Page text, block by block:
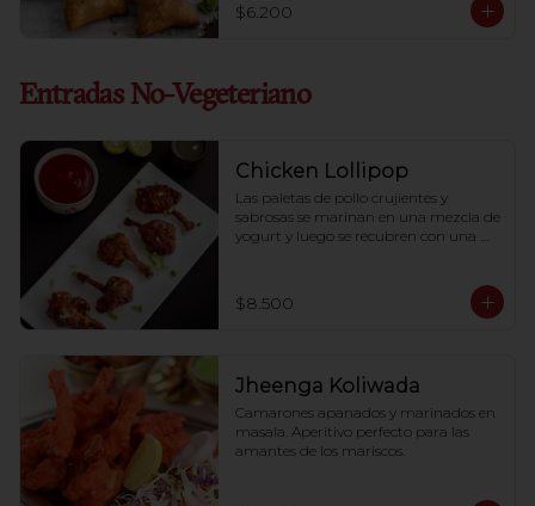
$6.200
Entradas No-Vegeteriano
Chicken Lollipop
Las paletas de pollo crujientes y
sabrosas se marinan en una mezcla de
yogurt y luego se recubren con una
$8.500
Jheenga Koliwada
Camarones apanados y marinados en
masala. Aperitivo perfecto para las
amantes de los mariscos.